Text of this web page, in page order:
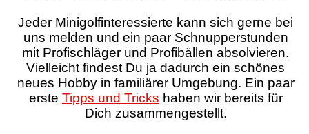
Jeder Minigolfinteressierte kann sich gerne bei
uns melden und ein paar Schnupperstunden
mit Profischläger und Profibällen absolvieren.
Vielleicht findest Du ja dadurch ein schönes
neues Hobby in familiärer Umgebung. Ein paar
erste Tipps und Tricks haben wir bereits für
Dich zusammengestellt.